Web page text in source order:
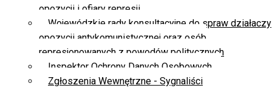
opozycji i ofiary represji
Wojewódzkie rady konsultacyjne do spraw działaczy
opozycji antykomunistycznej oraz osób
represjonowanych z powodów politycznych
Inspektor Ochrony Danych Osobowych
Zgłoszenia Wewnętrzne - Sygnaliści